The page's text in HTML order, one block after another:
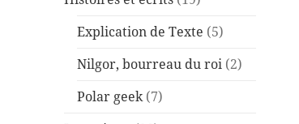
Explication de Texte (5)
Nilgor, bourreau du roi (2)
Polar geek(7)